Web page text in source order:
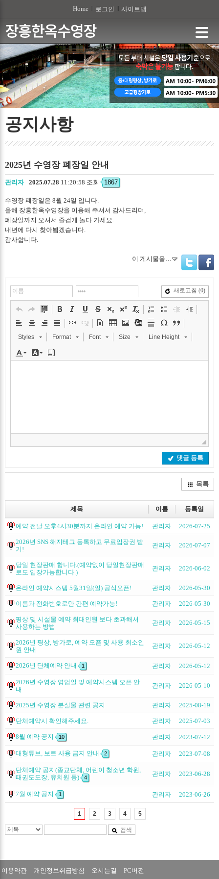
Home 로그인 사이트맵
공지사항
2025년 수영장 폐장일 안내
관리자 2025.07.28 11:20:58 조회 1867
수영장 폐장일은 8월 24일 입니다.
올해 장흥한옥수영장을 이용해 주셔서 감사드리며,
폐장일까지 오셔서 즐겁게 놀다 가세요.
내년에 다시 찾아뵙겠습니다.
감사합니다.
이 게시물을…
Twitter
새로고침 (0)
Styles Format Font Size Line Height
댓글 등록
목록
제목 이름 등록일
예약 전날 오후4시30분까지 온라인 예약 가능! 관리자 2026-07-25
2026년 SNS 해지테그 등록하고 무료입장권 받
기!
관리자 2026-07-07
당일 현장판매 합니다.(예약없이 당일현장판매
로도 입장가능합니다.)
관리자 2026-06-02
온라인 예약시스템 5월31일(일) 공식오픈! 관리자 2026-05-30
이름과 전화번호로만 간편 예약가능! 관리자 2026-05-30
평상 및 시설물 예약 최대인원 보다 초과해서
사용하는 방법
관리자 2026-05-15
2026년 평상, 방가로, 예약 오픈 및 사용 최소인
원 안내
관리자 2026-05-12
2026년 단체예약 안내 1 관리자 2026-05-12
2026년 수영장 영업일 및 예약시스템 오픈 안
내
관리자 2026-05-10
2025년 수영장 분실물 관련 공지 관리자 2025-08-19
단체예약시 확인해주세요. 관리자 2025-07-03
8월 예약 공지 10 관리자 2023-07-12
대형튜브, 보트 사용 금지 안내 2 관리자 2023-07-08
단체예약 공지(종교단체, 어린이 청소년 학원,
태권도도장, 유치원 등)
4 관리자 2023-06-28
7월 예약 공지 1 관리자 2023-06-26
1 2 3 4 5
검색
이용약관 개인정보취급방침 오시는길 PC버전